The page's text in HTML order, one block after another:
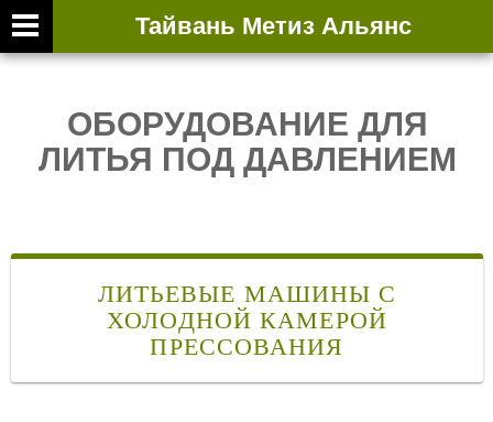
Тайвань Метиз АльянсВТОРИЧНАЯ
ОБОРУДОВАНИЕ ДЛЯ
ЛИТЬЯ ПОД ДАВЛЕНИЕМ
ЛИТЬЕВЫЕ МАШИНЫ С
ХОЛОДНОЙ КАМЕРОЙ
ПРЕССОВАНИЯ